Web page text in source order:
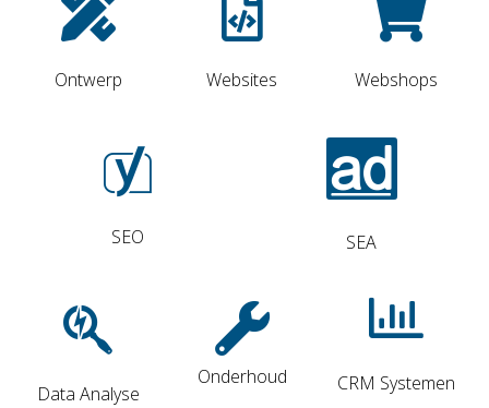
Ontwerp Websites Webshops
SEO SEA
Data Analyse
Onderhoud CRM Systemen